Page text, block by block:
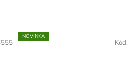
NOVINKA
Kód: